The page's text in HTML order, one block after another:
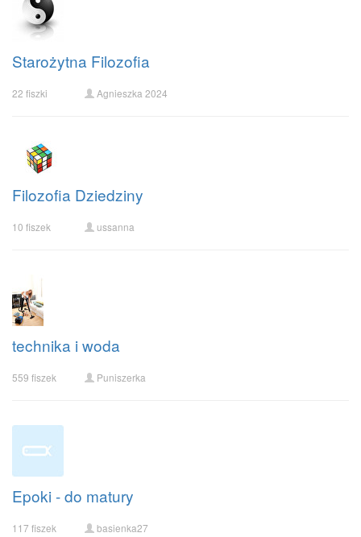
Starożytna Filozofia
22 fiszki Agnieszka 2024
Filozofia Dziedziny
10 fiszek ussanna
technika i woda
559 fiszek Puniszerka
Epoki - do matury
117 fiszek basienka27